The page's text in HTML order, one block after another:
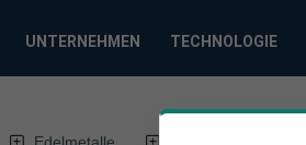
UNTERNEHMEN TECHNOLOGIE